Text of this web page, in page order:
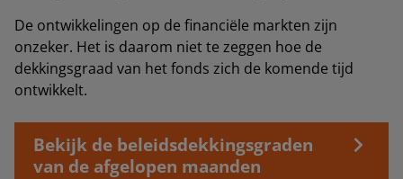
De ontwikkelingen op de financiële markten zijn
onzeker. Het is daarom niet te zeggen hoe de
dekkingsgraad van het fonds zich de komende tijd
ontwikkelt.
Bekijk de beleidsdekkingsgraden
van de afgelopen maanden